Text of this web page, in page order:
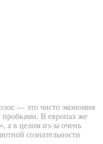
— это чисто экономия
пробками. В европах же
а в целом из-за очень
сознательности